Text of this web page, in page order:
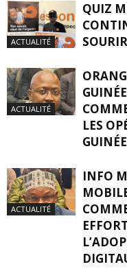
ACTUALITÉ
QUIZ
ACTUALITÉ
LES
ACTUALITÉ
INFO